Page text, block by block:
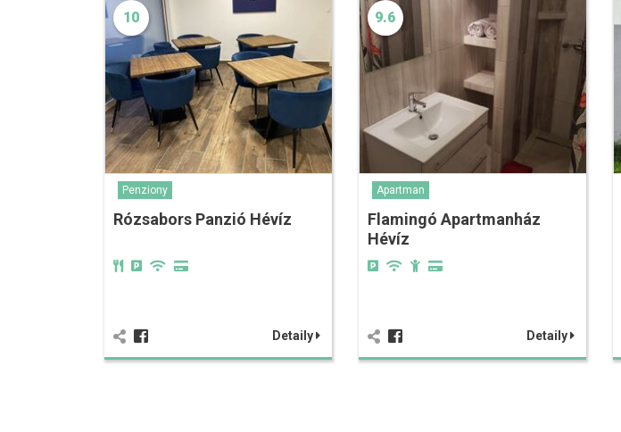
10
Penziony
Rózsabors Panzió Hévíz
Detaily
9.6
Apartman
Flamingó Apartmanház
Hévíz
Detaily